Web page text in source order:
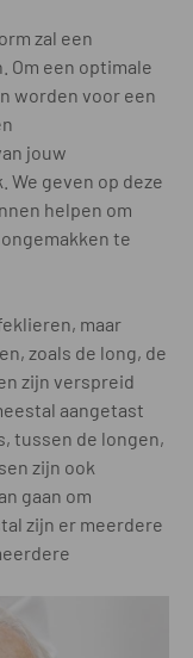
zal een
Om een optimale
worden voor een
jouw
We geven op deze
helpen om
te
maar
zoals de long, de
zijn verspreid
aangetast
tussen de longen,
zijn ook
gaan om
zijn er meerdere